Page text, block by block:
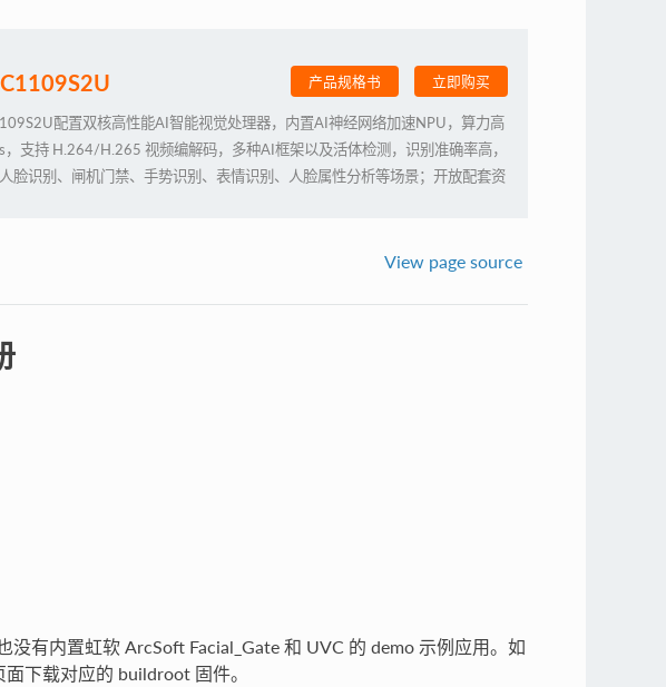
产品规格书 立即购买
配置双核高性能AI智能视觉处理器，内置AI神经网络加速NPU，算力高
，支持 H.264/H.265 视频编解码，多种AI框架以及活体检测，识别准确率高，
脸识别、闸机门禁、手势识别、表情识别、人脸属性分析等场景；开放配套资
View page source
有内置虹软 ArcSoft Facial_Gate 和 UVC 的 demo 示例应用。如
面下载对应的 buildroot 固件。